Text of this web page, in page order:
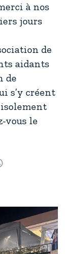
à nos
jours
de
aidants
de
s’y créent
vous le